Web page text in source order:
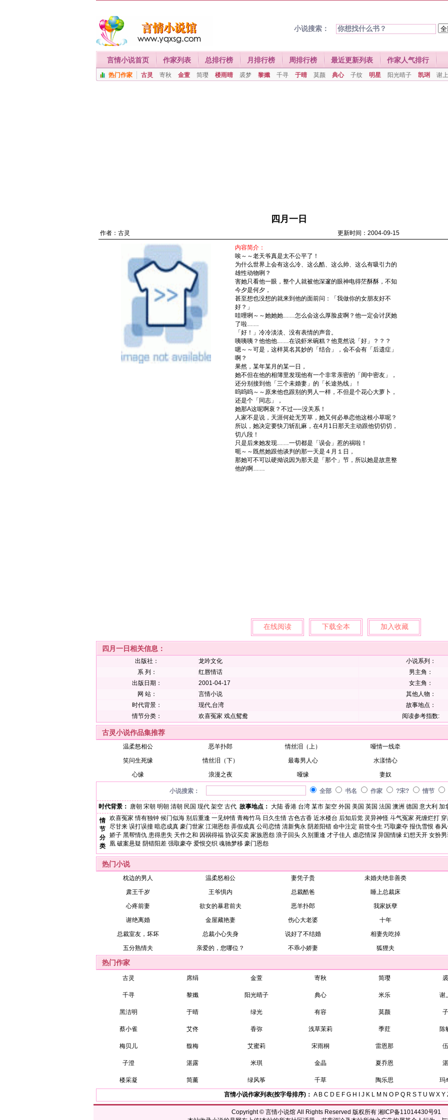
小说搜索：
言情小说首页 作家列表 总排行榜 月排行榜 周排行榜 最近更新列表 作家人气排行
热门作家 古灵 寄秋 金萱 简璎 楼雨晴 裘梦 黎孅 千寻 于晴 莫颜 典心 子纹 明星 阳光晴子 凯琍 谢
四月一日
作者： 古灵 更新时间：2004-09-15
内容简介：
唉～～老天爷真是太不公平了！
为什么世界上会有这么冷、这么酷、这么帅、这么有吸引力的
雄性动物咧？
害她只看他一眼，整个人就被他深邃的眼神电得茫酥酥，不知
今夕是何夕，
甚至想也没想的就来到他的面前问：「我做你的女朋友好不
好？」
哇哩咧～～她她她……怎么会这么厚脸皮啊？他一定会讨厌她
了啦……
「好！」冷冷淡淡、没有表情的声音。
咦咦咦？他他他……在说虾米碗糕？他竟然说「好」？？？
嗯～～可是，这样莫名其妙的「结合」，会不会有「后遗症」
啊？
果然，某年某月的某一日，
她不但在他的相簿里发现他有一个非常亲密的「闺中密友」，
还分别接到他「三个未婚妻」的「长途热线」！
呜呜呜～～原来他也跟别的男人一样，不但是个花心大萝卜，
还是个「同志」，
她那A这呢啊衰？不过──没关系！
人家不是说，天涯何处无芳草，她又何必单恋他这根小草呢？
所以，她决定要快刀斩乱麻，在4月1日那天主动跟他切切切，
切八段！
只是后来她发现……一切都是「误会」惹的祸啦！
呃～～既然她跟他谈判的那一天是４月１日，
那她可不可以硬拗说因为那天是「那个」节，所以她是故意整
他的啊……
在线阅读 下载全本 加入收藏
四月一日相关信息：
出版社： 龙吟文化
小说系列：
系 列：
红唇情话
男主角：
出版日期：
2001-04-17
女主角：
网 站：
言情小说
其他人物：
时代背景：
现代,台湾
故事地点：
情节分类：
欢喜冤家 戏点鸳鸯 阅读参考指数:
古灵小说作品集推荐
温柔怒相公 恶羊扑郎 情丝泪（上）
哑情一线牵
笑问生死缘
情丝泪（下） 最毒男人心
水漾情心
心缘
浪漫之夜 哑缘 妻奴
小说搜索： 全部 书名 作家 ?宋? 情节
时代背景： 唐朝 宋朝 明朝 清朝 民国 现代 架空 古代 故事地点： 大陆 香港 台湾 某市 架空 外国 美国 英国 法国 澳洲 德国 意大利 加
情
节
分
类
欢喜冤家 情有独钟 候门似海 别后重逢 一见钟情 青梅竹马 日久生情 古色古香 近水楼台 后知后觉 灵异神怪 斗气冤家 死缠烂打
尽甘来 误打误撞 暗恋成真 豪门世家 江湖恩怨 弄假成真 公司恋情 清新隽永 阴差阳错 命中注定 前世今生 巧取豪夺 报仇雪恨 春
娇子 黑帮情仇 患得患失 天作之和 因祸得福 协议买卖 家族恩怨 浪子回头 久别重逢 才子佳人 虐恋情深 异国情缘 幻想天开 女扮
凰 破案悬疑 阴错阳差 强取豪夺 爱恨交织 魂驰梦移 豪门恩怨
热门小说
枕边的男人 温柔怒相公 妻凭子贵
未婚夫绝非善类
肃王千岁
王爷惧内 总裁酷爸
睡上总裁床
心疼前妻
欲女的暴君前夫 恶羊扑郎
我家妖孽
谢绝离婚
金屋藏艳妻 伤心大老婆
十年
总裁室友，坏坏
总裁小心失身 说好了不结婚
相妻先吃掉
五分熟情夫
亲爱的，您哪位？ 不乖小娇妻 狐狸夫
热门作家
古灵 席绢 金萱 寄秋 简璎
千寻 黎孅 阳光晴子 典心 米乐 谢
黑洁明 于晴 绿光 有容 莫颜
蔡小雀 艾佟 香弥 浅草茉莉 季荭 陈
梅贝儿 馥梅 艾蜜莉 宋雨桐 雷恩那
子澄 湛露 米琪 金晶 夏乔恩
楼采凝 简薰 绿风筝 千草 陶乐思 玛
言情小说作家列表(按字母排序)： A B C D E F G H J K L M N O P Q R S T U W X Y
Copyright © 言情小说馆All Rights Reserved 版权所有 湘ICP备11014430号91